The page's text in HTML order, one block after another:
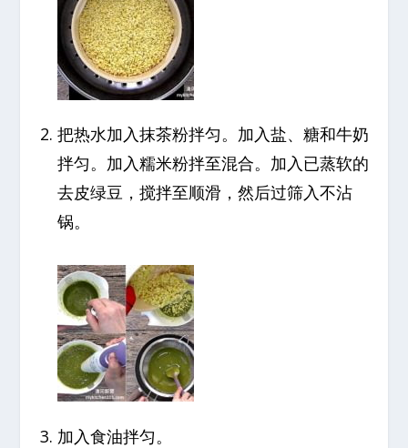
把热水加入抹茶粉拌匀。加入盐、糖和牛奶
拌匀。加入糯米粉拌至混合。加入已蒸软的
去皮绿豆，搅拌至顺滑，然后过筛入不沾
锅。
加入食油拌匀。